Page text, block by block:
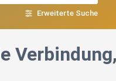
Erweiterte Suche